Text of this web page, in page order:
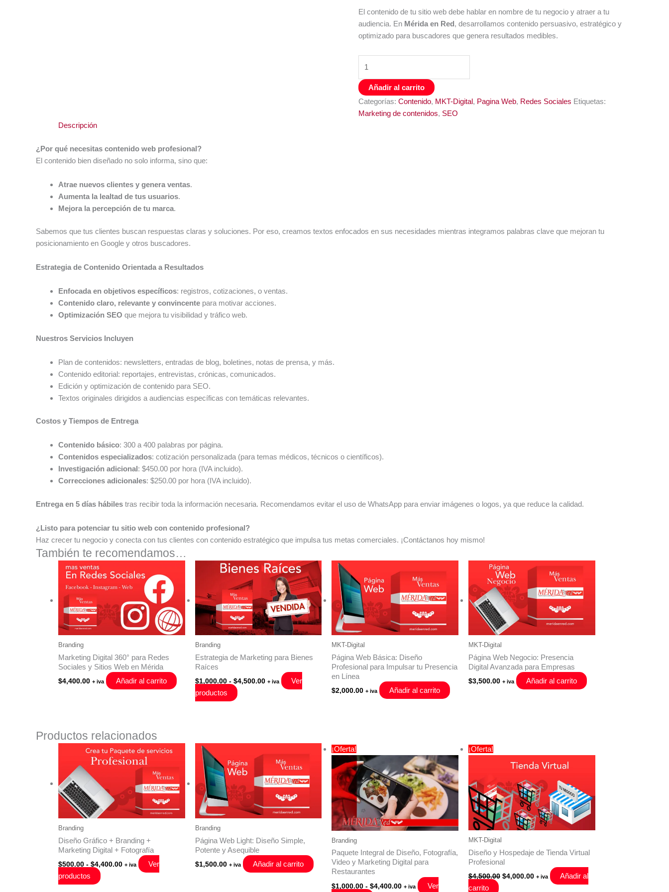
El contenido de tu sitio web debe hablar en nombre de tu negocio y atraer a tu
audiencia. En Mérida en Red, desarrollamos contenido persuasivo, estratégico y
optimizado para buscadores que genera resultados medibles.
de
Contenido
Web
Añadir al carrito
Categorías: Contenido, MKT-Digital, Pagina Web, Redes Sociales Etiquetas:
Marketing de contenidos, SEO
Descripción
¿Por qué necesitas contenido web profesional?
El contenido bien diseñado no solo informa, sino que:
Atrae nuevos clientes y genera ventas.
Aumenta la lealtad de tus usuarios.
Mejora la percepción de tu marca.
Sabemos que tus clientes buscan respuestas claras y soluciones. Por eso, creamos textos enfocados en sus necesidades mientras integramos palabras clave que mejoran tu
posicionamiento en Google y otros buscadores.
Estrategia de Contenido Orientada a Resultados
Enfocada en objetivos específicos: registros, cotizaciones, o ventas.
Contenido claro, relevante y convincente para motivar acciones.
Optimización SEO que mejora tu visibilidad y tráfico web.
Nuestros Servicios Incluyen
Plan de contenidos: newsletters, entradas de blog, boletines, notas de prensa, y más.
Contenido editorial: reportajes, entrevistas, crónicas, comunicados.
Edición y optimización de contenido para SEO.
Textos originales dirigidos a audiencias específicas con temáticas relevantes.
Costos y Tiempos de Entrega
Contenido básico: 300 a 400 palabras por página.
Contenidos especializados: cotización personalizada (para temas médicos, técnicos o científicos).
Investigación adicional: $450.00 por hora (IVA incluido).
Correcciones adicionales: $250.00 por hora (IVA incluido).
Entrega en 5 días hábiles tras recibir toda la información necesaria. Recomendamos evitar el uso de WhatsApp para enviar imágenes o logos, ya que reduce la calidad.
¿Listo para potenciar tu sitio web con contenido profesional?
Haz crecer tu negocio y conecta con tus clientes con contenido estratégico que impulsa tus metas comerciales. ¡Contáctanos hoy mismo!
También te recomendamos…
Branding
Marketing Digital 360° para Redes
Sociales y Sitios Web en Mérida
$4,400.00 + iva Añadir al carrito
Branding
Estrategia de Marketing para Bienes
Raíces
$1,000.00 - $4,500.00Rango
+ iva
Ver
productos
MKT-Digital
Página Web Básica: Diseño
Profesional para Impulsar tu Presencia
en Línea
$2,000.00 + iva Añadir al carrito
MKT-Digital
Página Web Negocio: Presencia
Digital Avanzada para Empresas
$3,500.00 + iva Añadir al carrito
Productos relacionados
Branding
Diseño Gráfico + Branding +
Marketing Digital + Fotografía
$500.00 - $4,400.00Rango
+ iva
Ver
productos
Branding
Página Web Light: Diseño Simple,
Potente y Asequible
$1,500.00 + iva Añadir al carrito
¡Oferta!
Branding
Paquete Integral de Diseño, Fotografía,
Video y Marketing Digital para
Restaurantes
$1,000.00 - $4,400.00Rango
+ iva
Ver
¡Oferta!
MKT-Digital
Diseño y Hospedaje de Tienda Virtual
Profesional
$4,500.00 El
$4,000.00El
precio
+ iva
Añadir al
carrito